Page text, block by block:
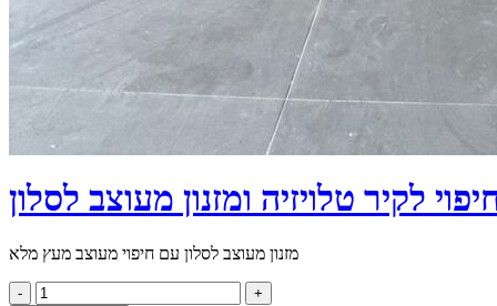
לקיר טלויזיה ומזנון מעוצב לסלון
מזנון מעוצב לסלון עם חיפוי מעוצב מעץ מלא